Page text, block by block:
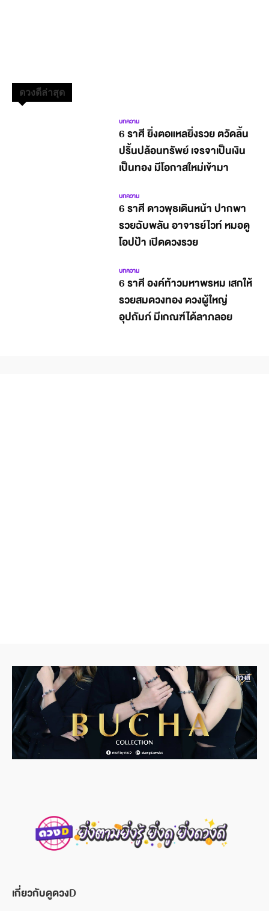
ดวงดีล่าสุด
บทความ
6 ราศี ยิ่งตอแหลยิ่งรวย ตวัดลิ้น
ปริ้นปล้อนทรัพย์ เจรจาเป็นเงิน
เป็นทอง มีโอกาสใหม่เข้ามา
บทความ
6 ราศี ดาวพุธเดินหน้า ปากพา
รวยฉับพลัน อาจารย์ไวท์ หมอดู
โอปป้า เปิดดวงรวย
บทความ
6 ราศี องค์ท้าวมหาพรหม เสกให้
รวยสมดวงทอง ดวงผู้ใหญ่
อุปถัมภ์ มีเกณฑ์ได้ลาภลอย
เกี่ยวกับดูดวงD